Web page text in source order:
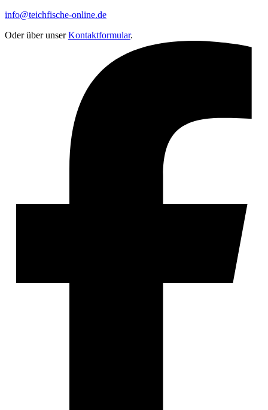
info@teichfische-online.de
Oder über unserKontaktformular.